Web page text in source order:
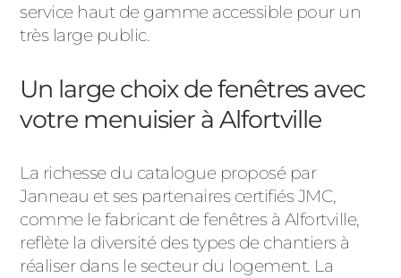
service haut de gamme accessible pour un
très large public.
Un large choix de fenêtres avec
votre menuisier à Alfortville
La richesse du catalogue proposé par
Janneau et ses partenaires certifiés JMC,
comme le fabricant de fenêtres à Alfortville,
reflète la diversité des types de chantiers à
réaliser dans le secteur du logement. La